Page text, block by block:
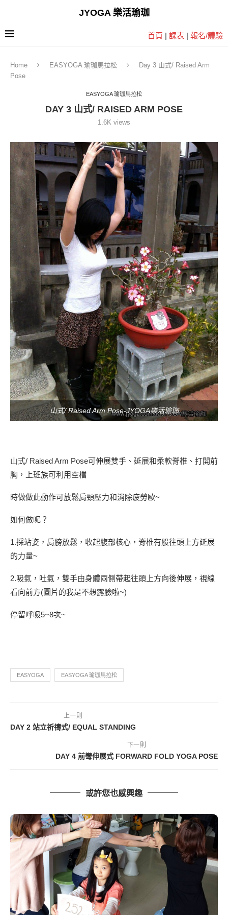
JYOGA 樂活瑜珈
首頁 | 課表 | 報名/體驗
Home EASYOGA 瑜珈馬拉松
Day 3 山式/ Raised Arm
Pose
EASYOGA 瑜珈馬拉松
DAY 3 山式/ RAISED ARM POSE
1.6K views
山式/ Raised Arm Pose-JYOGA樂活瑜珈
山式/ Raised Arm Pose可伸展雙手、延展和柔軟脊椎、打開前
胸，上班族可利用空檔
時做做此動作可放鬆肩頸壓力和消除疲勞歐~
如何做呢？
1.採站姿，肩膀放鬆，收起腹部核心，脊椎有股往頭上方延展
的力量~
2.吸氣，吐氣，雙手由身體兩側帶起往頭上方向後伸展，視線
看向前方(圖片的我是不想露臉啦~)
停留呼吸5~8次~
EASYOGA EASYOGA 瑜珈馬拉松
上一則
DAY 2 站立祈禱式/ EQUAL STANDING
下一則
DAY 4 前彎伸展式 FORWARD FOLD YOGA POSE
或許您也感興趣